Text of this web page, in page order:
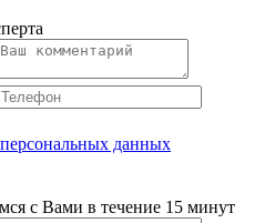
данных
с Вами в течение 15 минут